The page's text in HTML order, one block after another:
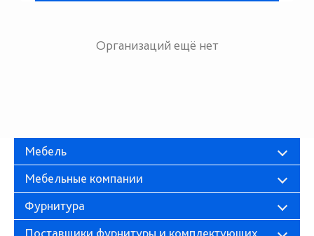
Организаций ещё нет
Мебель
Мебельные компании
Фурнитура
Поставщики фурнитуры и комплектующих